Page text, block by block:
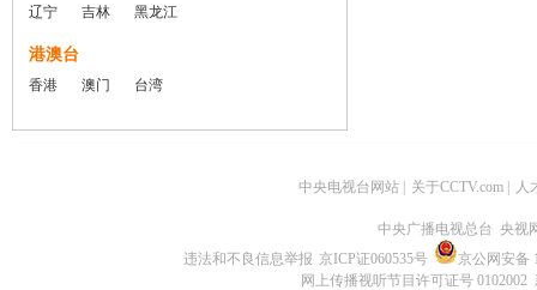
辽宁
吉林 黑龙江
港澳台
香港 澳门 台湾
中央电视台网站 关于CCTV.com 人
中央广播电视总台 央视
违法和不良信息举报 京ICP证060535号
京公网安备
网上传播视听节目许可证号 0102002